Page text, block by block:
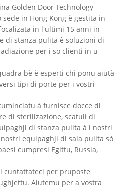
Golden Door Technology
sede in Hong Kong è gestita in
in l'ultimi 15 anni in
di stanza pulita è soluzioni di
per i so clienti in u
bè è esperti chì ponu aiutà
tipi di porte per i vostri
à furnisce docce di
di sterilizazione, scatuli di
di stanza pulita à i nostri
equipaghji di sala pulita sò
cumpresi Egittu, Russia,
cuntattateci per pruposte
Aiutemu per a vostra